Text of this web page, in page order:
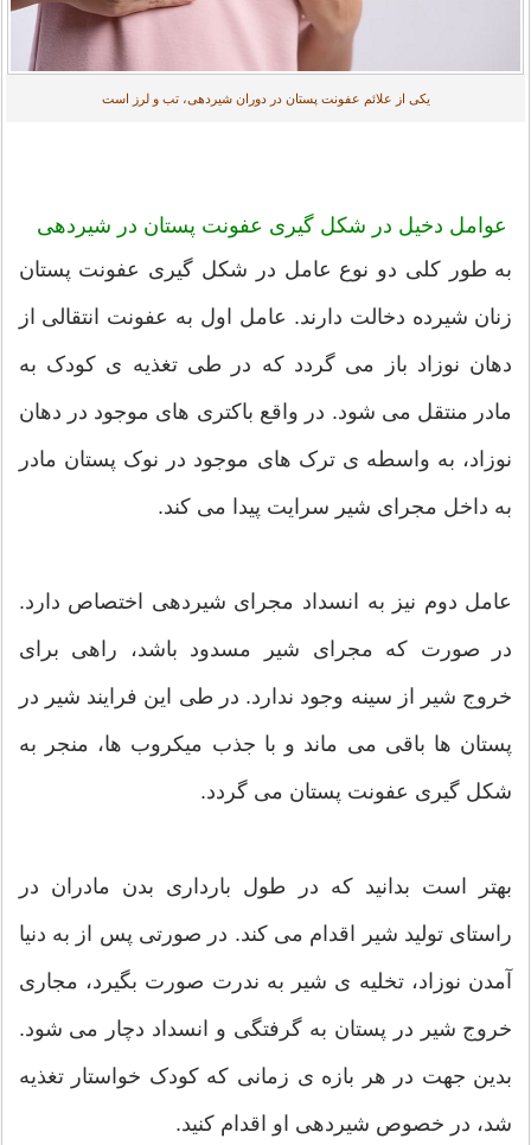
یکی از علائم عفونت پستان در دوران شیردهی، تب و لرز است
عوامل دخیل در شکل گیری عفونت پستان در شیردهی
به طور کلی دو نوع عامل در شکل گیری عفونت پستان
زنان شیرده دخالت دارند. عامل اول به عفونت انتقالی از
دهان نوزاد باز می گردد که در طی تغذیه ی کودک به
مادر منتقل می شود. در واقع باکتری های موجود در دهان
نوزاد، به واسطه ی ترک های موجود در نوک پستان مادر
به داخل مجرای شیر سرایت پیدا می کند.
عامل دوم نیز به انسداد مجرای شیردهی اختصاص دارد.
در صورت که مجرای شیر مسدود باشد، راهی برای
خروج شیر از سینه وجود ندارد. در طی این فرایند شیر در
پستان ها باقی می ماند و با جذب میکروب ها، منجر به
شکل گیری عفونت پستان می گردد.
بهتر است بدانید که در طول بارداری بدن مادران در
راستای تولید شیر اقدام می کند. در صورتی پس از به دنیا
آمدن نوزاد، تخلیه ی شیر به ندرت صورت بگیرد، مجاری
خروج شیر در پستان به گرفتگی و انسداد دچار می شود.
بدین جهت در هر بازه ی زمانی که کودک خواستار تغذیه
شد، در خصوص شیردهی او اقدام کنید.